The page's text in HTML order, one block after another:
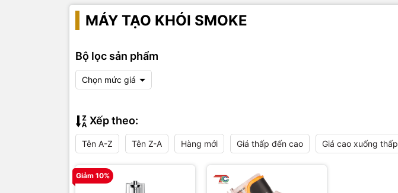
MÁY TẠO KHÓI SMOKE
Bộ lọc sản phẩm
Chọn mức giá
Xếp theo:
Tên A-Z Tên Z-A Hàng mới Giá thấp đến cao Giá cao xuống thấp
Giảm 10%